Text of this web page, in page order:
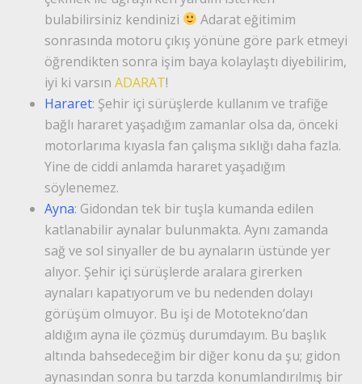
bulabilirsiniz kendinizi
Adarat eğitimim
sonrasında motoru çıkış yönüne göre park etmeyi
öğrendikten sonra işim baya kolaylaştı diyebilirim,
iyi ki varsın ADARAT!
Hararet: Şehir içi sürüşlerde kullanım ve trafiğe
bağlı hararet yaşadığım zamanlar olsa da, önceki
motorlarıma kıyasla fan çalışma sıklığı daha fazla.
Yine de ciddi anlamda hararet yaşadığım
söylenemez.
Ayna: Gidondan tek bir tuşla kumanda edilen
katlanabilir aynalar bulunmakta. Aynı zamanda
sağ ve sol sinyaller de bu aynaların üstünde yer
alıyor. Şehir içi sürüşlerde aralara girerken
aynaları kapatıyorum ve bu nedenden dolayı
görüşüm olmuyor. Bu işi de Mototekno’dan
aldığım ayna ile çözmüş durumdayım. Bu başlık
altında bahsedeceğim bir diğer konu da şu; gidon
aynasından sonra bu tarzda konumlandırılmış bir